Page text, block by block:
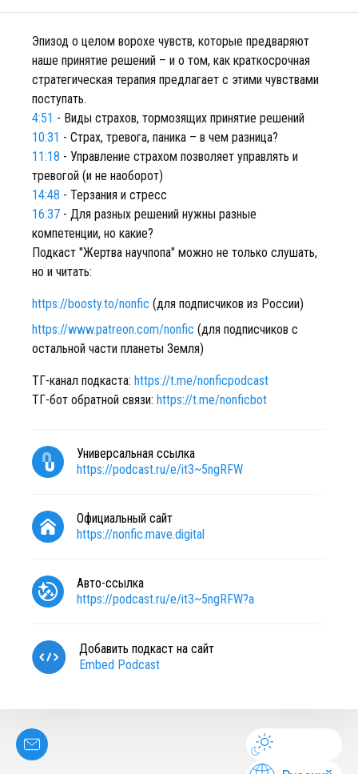
Эпизод о целом ворохе чувств, которые предваряют
наше принятие решений – и о том, как краткосрочная
стратегическая терапия предлагает с этими чувствами
поступать.
4:51 - Виды страхов, тормозящих принятие решений
10:31 - Страх, тревога, паника – в чем разница?
11:18 - Управление страхом позволяет управлять и
тревогой (и не наоборот)
14:48 - Терзания и стресс
16:37 - Для разных решений нужны разные
компетенции, но какие?
Подкаст "Жертва научпопа" можно не только слушать,
но и читать:
https://boosty.to/nonfic (для подписчиков из России)
https://www.patreon.com/nonfiс (для подписчиков с
остальной части планеты Земля)
ТГ-канал подкаста: https://t.me/nonficpodcast
ТГ-бот обратной связи: https://t.me/nonficbot
Универсальная ссылка
https://podcast.ru/e/it3~5ngRFW
Официальный сайт
https://nonfic.mave.digital
Авто-ссылка
https://podcast.ru/e/it3~5ngRFW?a
Добавить подкаст на сайт
Embed Podcast